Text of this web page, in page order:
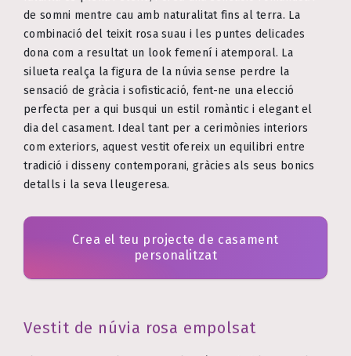
de somni mentre cau amb naturalitat fins al terra. La
combinació del teixit rosa suau i les puntes delicades
dona com a resultat un look femení i atemporal. La
silueta realça la figura de la núvia sense perdre la
sensació de gràcia i sofisticació, fent-ne una elecció
perfecta per a qui busqui un estil romàntic i elegant el
dia del casament. Ideal tant per a cerimònies interiors
com exteriors, aquest vestit ofereix un equilibri entre
tradició i disseny contemporani, gràcies als seus bonics
detalls i la seva lleugeresa.
Crea el teu projecte de casament
personalitzat
Vestit de núvia rosa empolsat